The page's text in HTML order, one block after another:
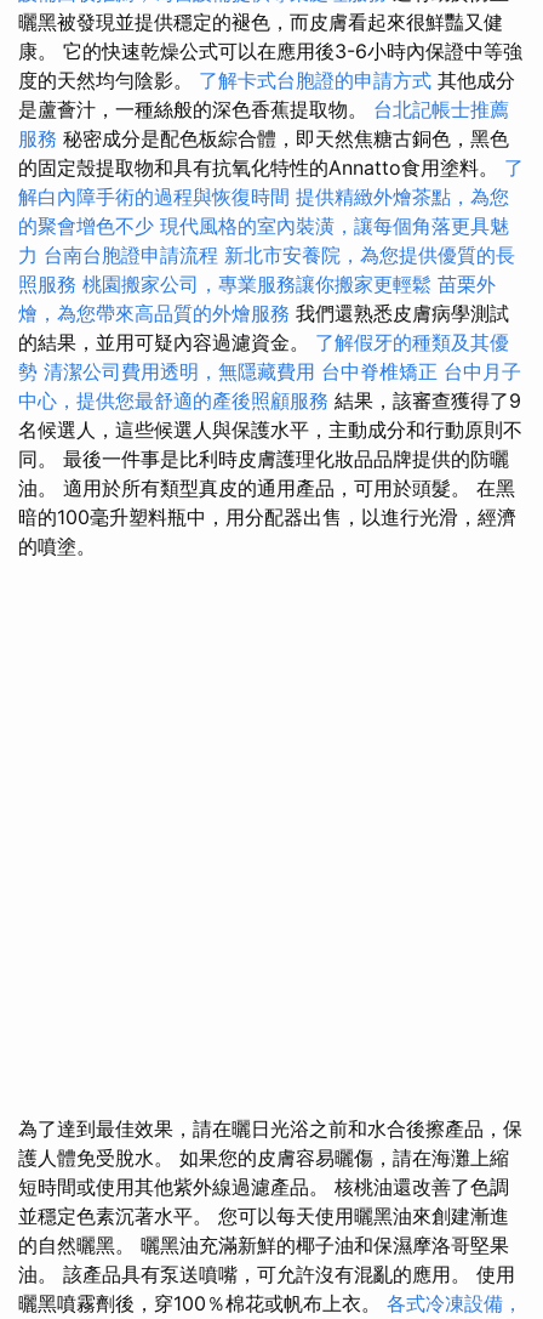
曬黑被發現並提供穩定的褪色，而皮膚看起來很鮮豔又健
康。 它的快速乾燥公式可以在應用後3-6小時內保證中等強
度的天然均勻陰影。 了解卡式台胞證的申請方式 其他成分
是蘆薈汁，一種絲般的深色香蕉提取物。 台北記帳士推薦
服務 秘密成分是配色板綜合體，即天然焦糖古銅色，黑色
的固定殼提取物和具有抗氧化特性的Annatto食用塗料。 了
解白內障手術的過程與恢復時間 提供精緻外燴茶點，為您
的聚會增色不少 現代風格的室內裝潢，讓每個角落更具魅
力 台南台胞證申請流程 新北市安養院，為您提供優質的長
照服務 桃園搬家公司，專業服務讓你搬家更輕鬆 苗栗外
燴，為您帶來高品質的外燴服務 我們還熟悉皮膚病學測試
的結果，並用可疑內容過濾資金。 了解假牙的種類及其優
勢 清潔公司費用透明，無隱藏費用 台中脊椎矯正 台中月子
中心，提供您最舒適的產後照顧服務 結果，該審查獲得了9
名候選人，這些候選人與保護水平，主動成分和行動原則不
同。 最後一件事是比利時皮膚護理化妝品品牌提供的防曬
油。 適用於所有類型真皮的通用產品，可用於頭髮。 在黑
暗的100毫升塑料瓶中，用分配器出售，以進行光滑，經濟
的噴塗。
為了達到最佳效果，請在曬日光浴之前和水合後擦產品，保
護人體免受脫水。 如果您的皮膚容易曬傷，請在海灘上縮
短時間或使用其他紫外線過濾產品。 核桃油還改善了色調
並穩定色素沉著水平。 您可以每天使用曬黑油來創建漸進
的自然曬黑。 曬黑油充滿新鮮的椰子油和保濕摩洛哥堅果
油。 該產品具有泵送噴嘴，可允許沒有混亂的應用。 使用
曬黑噴霧劑後，穿100％棉花或帆布上衣。 各式冷凍設備，